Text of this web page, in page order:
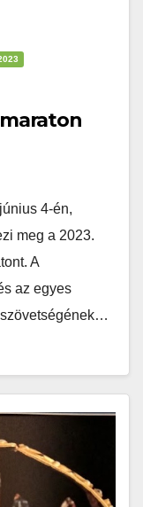
4-én,
meg a 2023.
A
az egyes